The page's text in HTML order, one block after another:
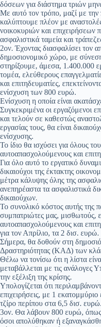
δόσεων για διάστημα τριών
Με αυτό τον τρόπο, μαζί με
καλύπτουμε πλέον με
νοικοκυριών και επιχειρήσεων
ασφαλιστικά ταμεία και
2ον. Έχοντας διασφαλίσει τον
δημοσιονομικό χώρο, με
στηρίξουμε, άμεσα, 1.400.000
τομέα, ελεύθερους
και επιτηδευματίες,
ενίσχυση των 800 ευρώ.
Ενίσχυση η οποία είναι
Συγκεκριμένα οι εργαζόμενοι
και τελούν σε καθεστώς
εργασίας τους, θα είναι
ενίσχυσης.
Το ίδιο θα ισχύσει για όλους
αυτοαπασχολούμενους και
Για όλο αυτό το εργατικό
δικαιούχοι της έκτακτης
μέτρα κάλυψης όλης της
ανεπηρέαστα τα ασφαλιστικά
δικαιούχων.
Το συνολικό κόστος αυτής της
συμπατριώτες μας, μισθωτούς,
αυτοαπασχολούμενους και
για τον Απρίλιο, τα 2 δισ. ευρώ.
Σήμερα, θα δοθούν στη
Δραστηριότητας (ΚΑΔ) των
Θέλω να τονίσω ότι η λίστα
μεταβάλλεται με τις ανάλογες
την εξέλιξη της κρίσης.
Υπολογίζεται ότι
επιχειρήσεις, με 1
τζίρο περίπου στα 6,5 δισ. ευρώ.
3ον. Θα λάβουν 800 ευρώ,
όσοι απολύθηκαν ή